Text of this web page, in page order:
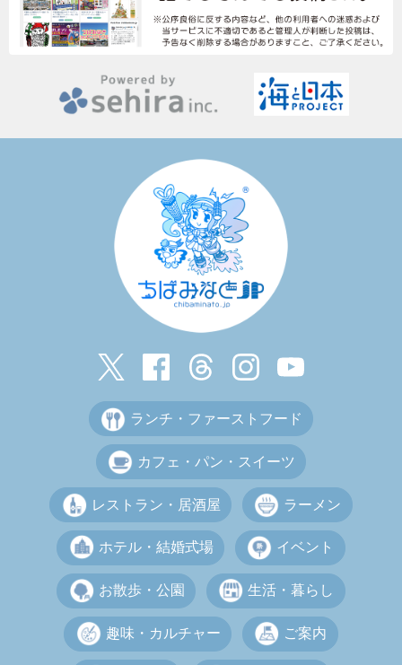
ランチ・ファーストフード
カフェ・パン・スイーツ
レストラン・居酒屋 ラーメン
ホテル・結婚式場 イベント
お散歩・公園 生活・暮らし
趣味・カルチャー ご案内